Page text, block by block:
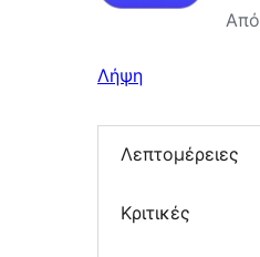
Από
Λήψη
Λεπτομέρειες
Κριτικές